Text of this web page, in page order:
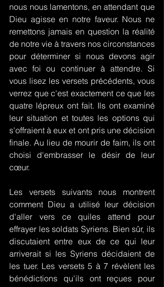
nous nous lamentons, en attendant que
Dieu agisse en notre faveur. Nous ne
remettons jamais en question la réalité
de notre vie à travers nos circonstances
pour déterminer si nous devons agir
avec foi ou continuer à attendre. Si
vous lisez les versets précédents, vous
verrez que c'est exactement ce que les
quatre lépreux ont fait. Ils ont examiné
leur situation et toutes les options qui
s'offraient à eux et ont pris une décision
finale. Au lieu de mourir de faim, ils ont
choisi d'embrasser le désir de leur
cœur.
Les versets suivants nous montrent
comment Dieu a utilisé leur décision
d'aller vers ce quiles attend pour
effrayer les soldats Syriens. Bien sûr, ils
discutaient entre eux de ce qui leur
arriverait si les Syriens décidaient de
les tuer. Les versets 5 à 7 révèlent les
bénédictions qu'ils ont reçues pour